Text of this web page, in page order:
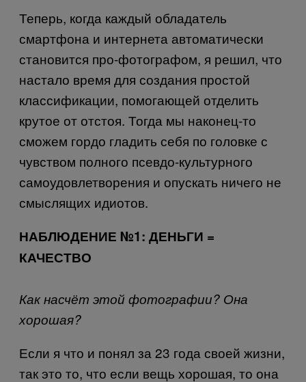
Теперь, когда каждый обладатель
смартфона и интернета автоматически
становится про-фотографом, я решил, что
настало время для создания простой
классификации, помогающей отделить
крутое от отстоя. Тогда мы наконец-то
сможем гордо гладить себя по головке с
чувством полного псевдо-культурного
самоудовлетворения и опускать ничего не
смыслящих идиотов.
НАБЛЮДЕНИЕ №1: ДЕНЬГИ =
КАЧЕСТВО
Как насчёт этой фотографии? Она
хорошая?
Если я что и понял за 23 года своей жизни,
так это то, что если вещь хорошая, то она